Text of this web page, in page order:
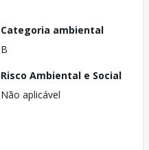
Categoria ambiental
B
Risco Ambiental e Social
Não aplicável